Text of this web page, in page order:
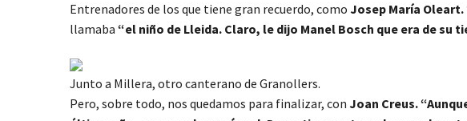
Entrenadores de los que tiene gran recuerdo, como Josep María
llamaba “el niño de Lleida. Claro, le dijo Manel Bosch que era de
Junto a Millera, otro canterano de Granollers.
Pero, sobre todo, nos quedamos para finalizar, con Joan Creus.